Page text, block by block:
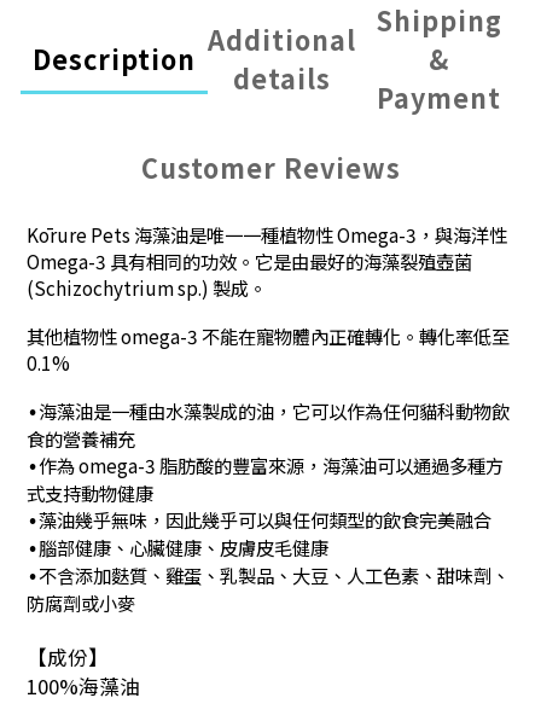
Description
Additional
details
Shipping
&
Payment
Customer Reviews
Kōrure Pets 海藻油是唯一一種植物性 Omega-3，與海洋性
Omega-3 具有相同的功效。它是由最好的海藻裂殖壺菌
(Schizochytrium sp.) 製成。
其他植物性 omega-3 不能在寵物體內正確轉化。轉化率低至
0.1%
•海藻油是一種由水藻製成的油，它可以作為任何貓科動物飲
食的營養補充
•作為 omega-3 脂肪酸的豐富來源，海藻油可以通過多種方
式支持動物健康
•藻油幾乎無味，因此幾乎可以與任何類型的飲食完美融合
•腦部健康、心臟健康、皮膚皮毛健康
•不含添加麩質、雞蛋、乳製品、大豆、人工色素、甜味劑、
防腐劑或小麥
【成份】
100%海藻油